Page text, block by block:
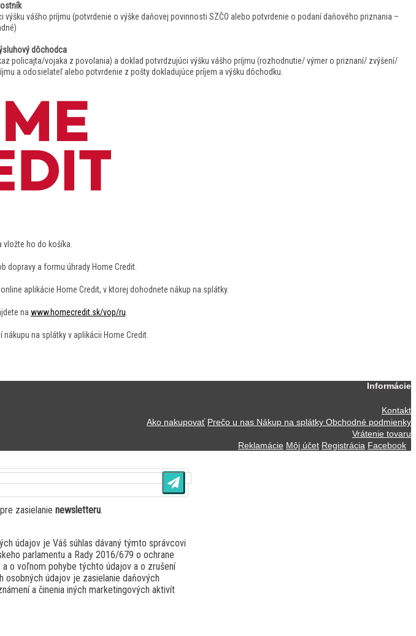
vášho príjmu (potvrdenie o výške daňovej povinnosti SZČO alebo potvrdenie o podaní daňového priznania –
dôchodca
policajta/vojaka z povolania) a doklad potvrdzujúci výšku vášho príjmu (rozhodnutie/ výmer o priznaní/ zvýšení/
a odosielateľ alebo potvrdenie z pošty dokladujúce príjem a výšku dôchodku.
vložte ho do košíka.
dopravy a formu úhrady Home Credit.
aplikácie Home Credit, v ktorej dohodnete nákup na splátky.
na www.homecredit.sk/vop/ru
na splátky v aplikácii Home Credit.
Informácie
Kontakt
Ako nakupovať Prečo u nas Nákup na splátky Obchodné podmienky
Vrátenie tovaru
Reklamácie Môj účet Registrácia Facebook
pre zasielanie newsletteru.
údajov je Váš súhlas dávaný týmto správcovi
parlamentu a Rady 2016/679 o ochrane
o voľnom pohybe týchto údajov a o zrušení
údajov je zasielanie daňových
a činenia iných marketingových aktivít